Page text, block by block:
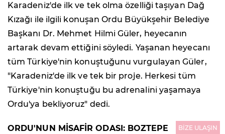
Karadeniz'de ilk ve tek olma özelliği taşıyan Dağ
Kızağı ile ilgili konuşan Ordu Büyükşehir Belediye
Başkanı Dr. Mehmet Hilmi Güler, heyecanın
artarak devam ettiğini söyledi. Yaşanan heyecanı
tüm Türkiye'nin konuştuğunu vurgulayan Güler,
"Karadeniz'de ilk ve tek bir proje. Herkesi tüm
Türkiye'nin konuştuğu bu adrenalini yaşamaya
Ordu'ya bekliyoruz" dedi.
ORDU'NUN MİSAFİR ODASI: BOZTEPE BİZE ULAŞIN